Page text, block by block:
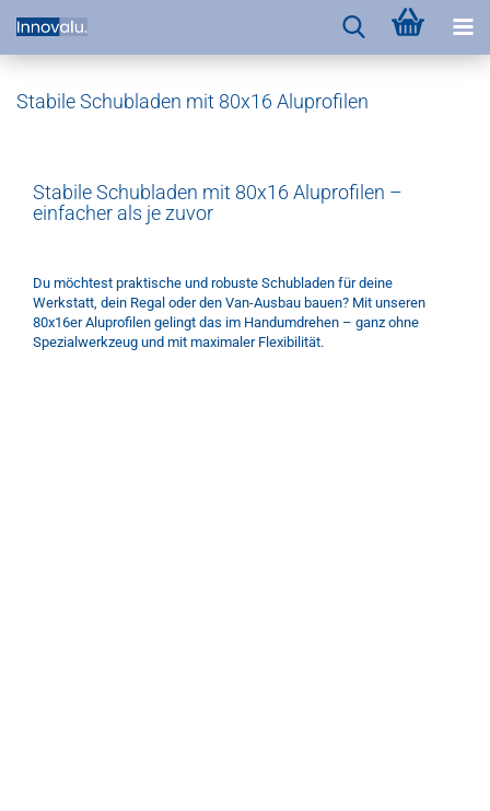
Stabile Schubladen mit 80x16 Aluprofilen
Stabile Schubladen mit 80x16 Aluprofilen –
einfacher als je zuvor
Du möchtest praktische und robuste Schubladen für deine
Werkstatt, dein Regal oder den Van-Ausbau bauen? Mit unseren
80x16er Aluprofilen gelingt das im Handumdrehen – ganz ohne
Spezialwerkzeug und mit maximaler Flexibilität.